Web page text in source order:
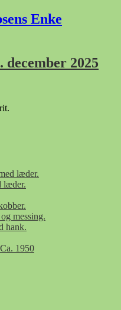
Enke
december 2025
læder.
læder.
messing.
hank.
1950